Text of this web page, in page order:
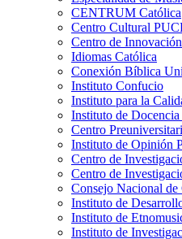
CENTRUM Católica
Centro Cultural
Centro de
Idiomas Católica
Conexión Bíblica
Instituto Confucio
Instituto para la
Instituto de
Centro
Instituto de Opinión
Centro de
Centro de
Consejo Nacional
Instituto de
Instituto de
Instituto de